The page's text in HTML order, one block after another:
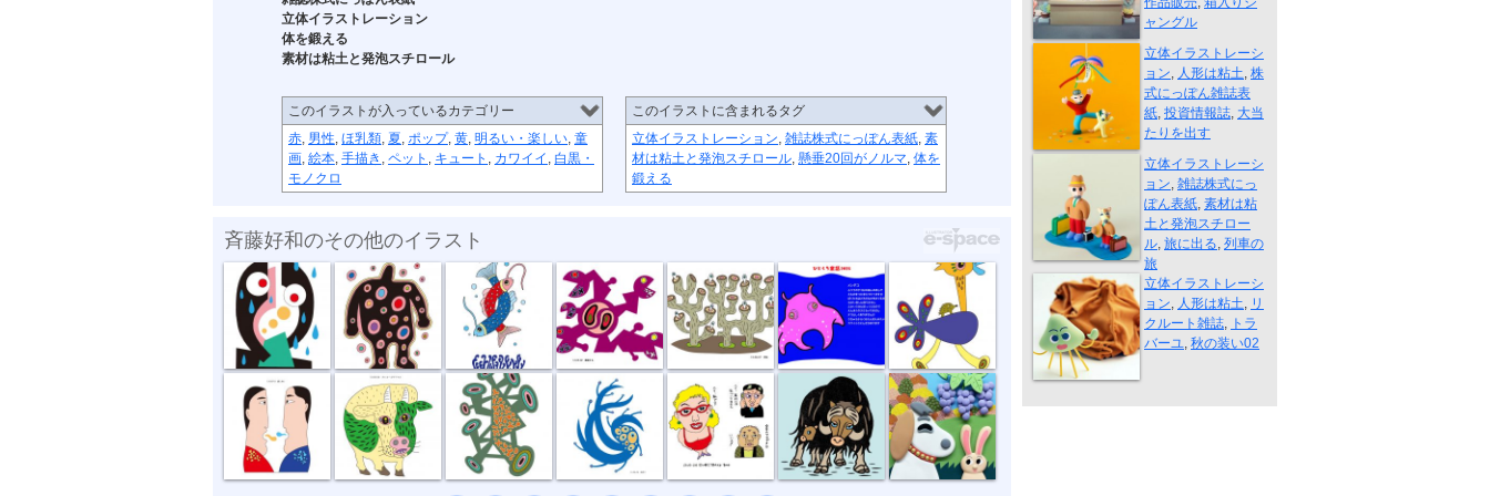
立体イラストレーション
体を鍛える
素材は粘土と発泡スチロール
このイラストが入っているカテゴリー
赤, 男性, ほ乳類, 夏, ポップ, 黄, 明るい・楽しい, 童
画, 絵本, 手描き , ペット , キュート , カワイイ , 白黒・
モノクロ
このイラストに含まれるタグ
立体イラストレーション, 雑誌株式にっぽん表紙, 素
材は粘土と発泡スチロール, 懸垂20回がノルマ, 体を
鍛える
斉藤好和のその他のイラスト
傘がない 正体不明 深海の恋 草原タクシー
話し合い オハヨーゴザ... 噂の出所 風祭り ハイ私です。 ジャコウウシ しちのすけa
ャングル
株式にっぽん...
立体イラストレーシ
ョン, 人形は粘土, 株
式にっぽん雑誌表
紙, 投資情報誌, 大当
たりを出す
旅に出る
立体イラストレーシ
ョン, 雑誌株式にっ
ぽん表紙, 素材は粘
土と発泡スチロー
ル, 旅に出る, 列車の
旅
秋の装い02
立体イラストレーシ
ョン, 人形は粘土, リ
クルート雑誌, トラ
バーユ, 秋の装い02